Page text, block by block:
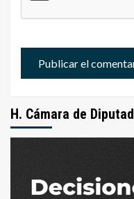
H. Cámara de